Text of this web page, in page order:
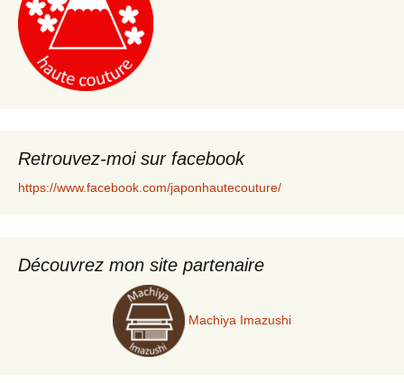
Retrouvez-moi sur facebook
https://www.facebook.com/japonhautecouture/
Découvrez mon site partenaire
Machiya Imazushi